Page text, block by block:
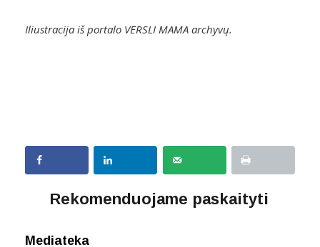
Iliustracija iš portalo VERSLI MAMA archyvų.
Rekomenduojame paskaityti
Mediateka